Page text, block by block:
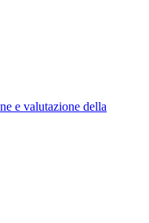
e valutazione della